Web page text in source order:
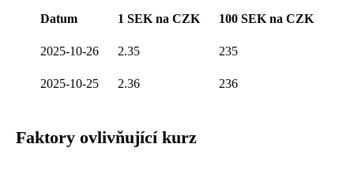
Datum
1 SEK na CZK 100 SEK na CZK
2025-10-26 2.35 235
2025-10-25 2.36 236
Faktory ovlivňující kurz